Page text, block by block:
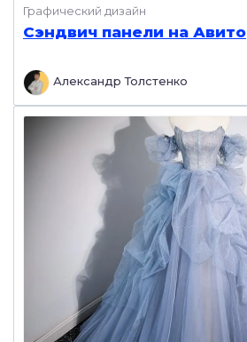
Графический дизайн
Сэндвич панели на Авито
Александр Толстенко